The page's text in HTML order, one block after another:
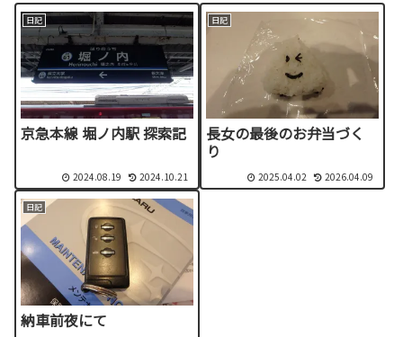
日記
京急本線 堀ノ内駅 探索記
2024.08.19 2024.10.21
日記
長女の最後のお弁当づく
り
2025.04.02 2026.04.09
日記
納車前夜にて